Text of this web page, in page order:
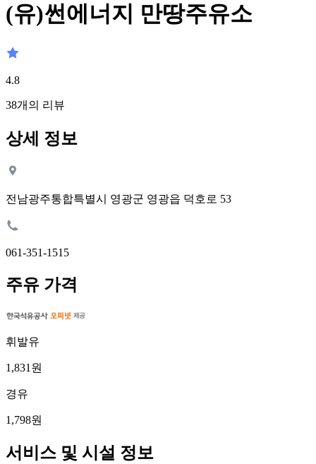
(유)썬에너지 만땅주유소
4.8
38개의 리뷰
상세 정보
전남광주통합특별시 영광군 영광읍 덕호로 53
061-351-1515
주유 가격
휘발유
1,831원
경유
1,798원
서비스 및 시설 정보